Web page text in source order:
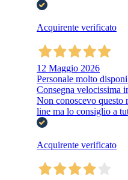
Acquirente verificato
12 Maggio 2026
Personale molto
Consegna velocissima
Non conoscevo questo
line ma lo consiglio a
Acquirente verificato